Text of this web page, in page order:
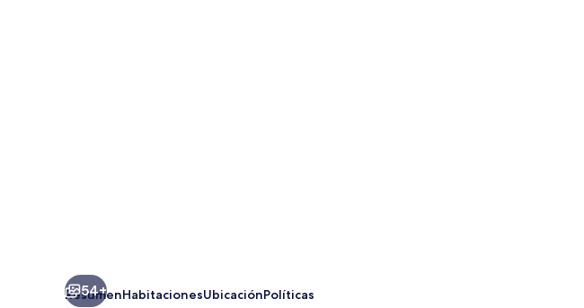
54+
ResumenHabitacionesUbicaciónPolíticas